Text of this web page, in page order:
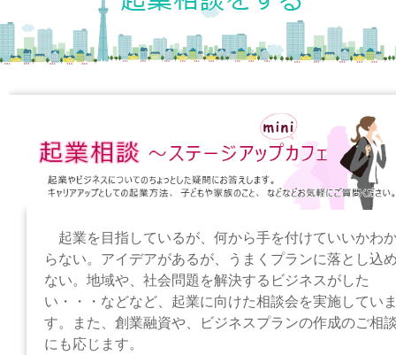
起業を目指しているが、何から手を付けていいかわ
らない。アイデアがあるが、うまくプランに落とし込
ない。地域や、社会問題を解決するビジネスがした
い・・・などなど、起業に向けた相談会を実施してい
す。また、創業融資や、ビジネスプランの作成のご相
にも応じます。